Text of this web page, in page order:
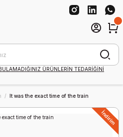
ÜRÜNLERİN TEDARİĞİNİ
It was the exact time of the train
İndirim